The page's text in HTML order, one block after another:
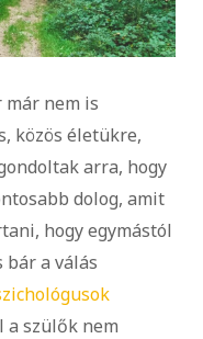
nem is
közös életükre,
arra, hogy
dolog, amit
hogy egymástól
bár a válás
a szülők nem